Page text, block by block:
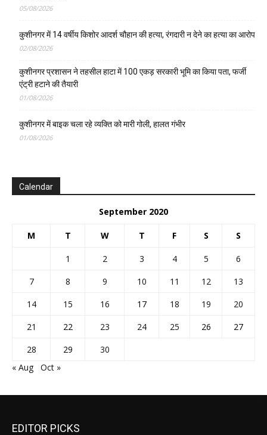
05/08/2026
कुशीनगर में 14 वर्षीय किशोर आदर्श चौहान की हत्या, रंगदारी न देने का हत्या का आरोप
02/08/2026
कुशीनगर प्रशासन ने तहसील हाटा में 100 एकड़ सरकारी भूमि का किया पता, फर्जी
एंट्री हटाने की तैयारी
01/08/2026
कुशीनगर में बाइक चला रहे व्यक्ति को मारी गोली, हालत गंभीर
01/08/2026
Calendar
September 2020
M T W T F S S
1 2 3 4 5
6
7
8 9 10 11 12
13
14
15 16 17 18 19
20
21
22 23 24 25 26
27
28
29
30
« Aug
Oct »
EDITOR PICKS